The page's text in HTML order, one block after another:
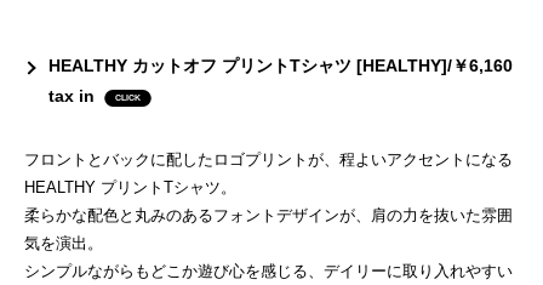
HEALTHY カットオフ プリントTシャツ [HEALTHY]/￥6,160
tax in
フロントとバックに配したロゴプリントが、程よいアクセントになる
HEALTHY プリントTシャツ。
柔らかな配色と丸みのあるフォントデザインが、肩の力を抜いた雰囲
気を演出。
シンプルながらもどこか遊び心を感じる、デイリーに取り入れやすい